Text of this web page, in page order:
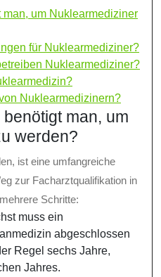
um Nuklearmediziner
für Nuklearmediziner?
Nuklearmediziner?
Nuklearmedizinern?
man, um
werden?
ist eine umfangreiche
zur Facharztqualifikation in
Schritte:
muss ein
abgeschlossen
Regel sechs Jahre,
Jahres.